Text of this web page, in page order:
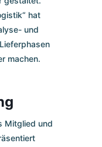
hat
und
machen.
Mitglied und